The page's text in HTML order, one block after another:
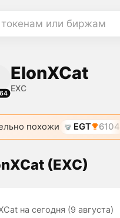
или биржам
ElonXCat
EXC
похожи EGT 6104
(EXC)
на сегодня (9 августа)